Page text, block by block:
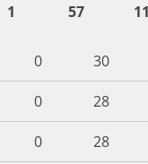
1 57
0
30
0
28
0
28